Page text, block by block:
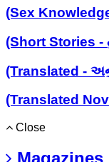
(Sex
(Short Stories -
(Translated -
(Translated
Close
Magazines